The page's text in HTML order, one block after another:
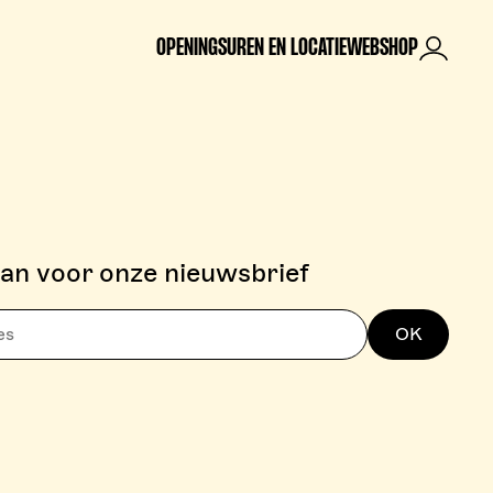
OPENINGSUREN EN LOCATIEWEBSHOP
voor onze nieuwsbrief
OK